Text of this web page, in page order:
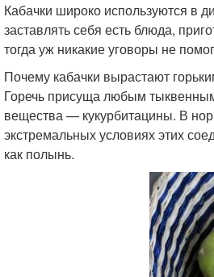
Кабачки широко используются в
заставлять себя есть блюда,
тогда уж никакие уговоры не
Почему кабачки вырастают
Горечь присуща любым
вещества — кукурбитацины. В
экстремальных условиях этих
как полынь.